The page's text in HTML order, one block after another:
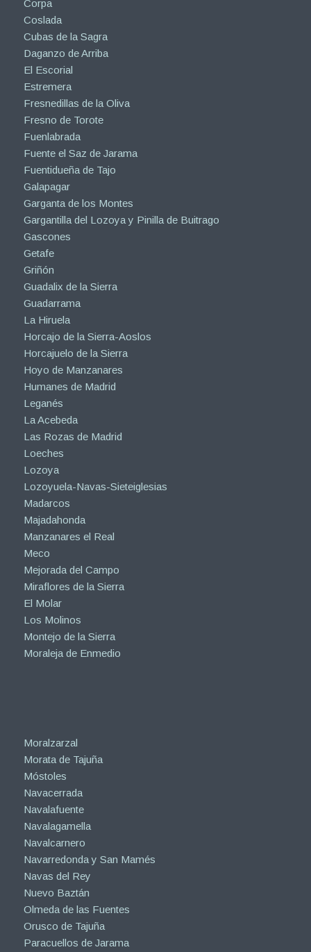
Corpa
Coslada
Cubas de la Sagra
Daganzo de Arriba
El Escorial
Estremera
Fresnedillas de la Oliva
Fresno de Torote
Fuenlabrada
Fuente el Saz de Jarama
Fuentidueña de Tajo
Galapagar
Garganta de los Montes
Gargantilla del Lozoya y Pinilla de Buitrago
Gascones
Getafe
Griñón
Guadalix de la Sierra
Guadarrama
La Hiruela
Horcajo de la Sierra-Aoslos
Horcajuelo de la Sierra
Hoyo de Manzanares
Humanes de Madrid
Leganés
La Acebeda
Las Rozas de Madrid
Loeches
Lozoya
Lozoyuela-Navas-Sieteiglesias
Madarcos
Majadahonda
Manzanares el Real
Meco
Mejorada del Campo
Miraflores de la Sierra
El Molar
Los Molinos
Montejo de la Sierra
Moraleja de Enmedio
Moralzarzal
Morata de Tajuña
Móstoles
Navacerrada
Navalafuente
Navalagamella
Navalcarnero
Navarredonda y San Mamés
Navas del Rey
Nuevo Baztán
Olmeda de las Fuentes
Orusco de Tajuña
Paracuellos de Jarama